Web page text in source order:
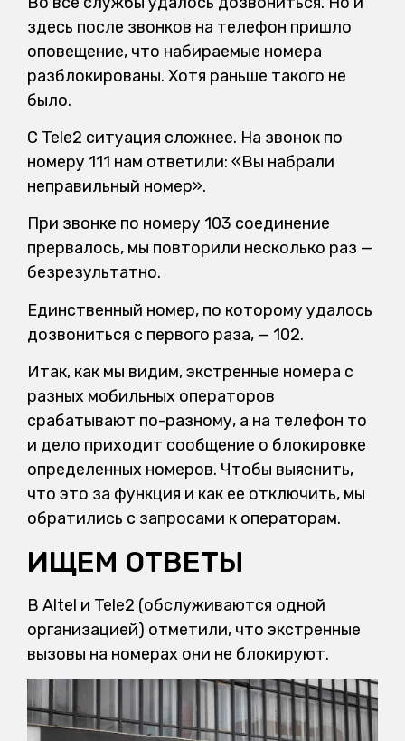
здесь после звонков на телефон пришло
оповещение, что набираемые номера
разблокированы. Хотя раньше такого не
было.
С Tele2 ситуация сложнее. На звонок по
номеру 111 нам ответили: «Вы набрали
неправильный номер».
При звонке по номеру 103 соединение
прервалось, мы повторили несколько раз —
безрезультатно.
Единственный номер, по которому удалось
дозвониться с первого раза, — 102.
Итак, как мы видим, экстренные номера с
разных мобильных операторов
срабатывают по-разному, а на телефон то
и дело приходит сообщение о блокировке
определенных номеров. Чтобы выяснить,
что это за функция и как ее отключить, мы
обратились с запросами к операторам.
ИЩЕМ ОТВЕТЫ
В Altel и Tele2 (обслуживаются одной
организацией) отметили, что экстренные
вызовы на номерах они не блокируют.